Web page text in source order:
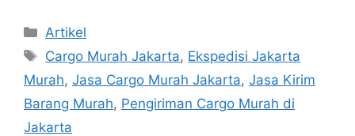
Artikel
Cargo Murah Jakarta, Ekspedisi Jakarta
Murah, Jasa Cargo Murah Jakarta, Jasa Kirim
Barang Murah, Pengiriman Cargo Murah di
Jakarta